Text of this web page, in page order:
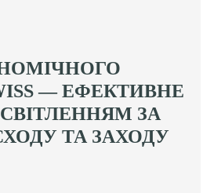
— ЕФЕКТИВНЕ
ЗА
ТА ЗАХОДУ